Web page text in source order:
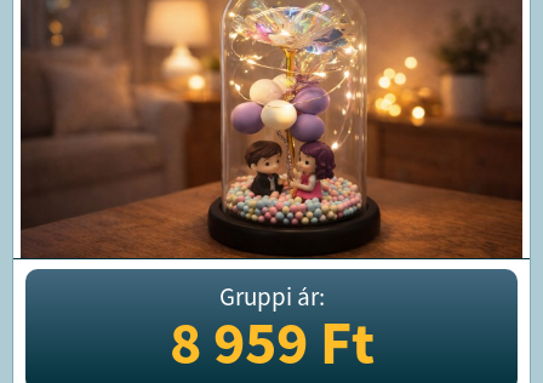
Gruppi ár:
8 959Ft